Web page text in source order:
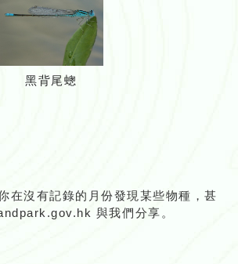
黑背尾蟌
在沒有記錄的月份發現某些物種，甚
與我們分享。